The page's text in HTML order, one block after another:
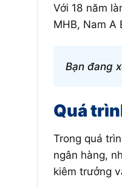
Với 18 năm
MHB, Nam A
Bạn đang
Quá
Trong quá
ngân hàng,
kiêm trưởng